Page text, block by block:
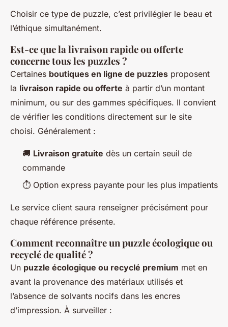
Choisir ce type de puzzle, c’est privilégier le beau et
l’éthique simultanément.
Est-ce que la livraison rapide ou offerte
concerne tous les puzzles ?
Certaines boutiques en ligne de puzzles proposent
la livraison rapide ou offerte à partir d’un montant
minimum, ou sur des gammes spécifiques. Il convient
de vérifier les conditions directement sur le site
choisi. Généralement :
🚚 Livraison gratuite dès un certain seuil de
commande
⏱️ Option express payante pour les plus impatients
Le service client saura renseigner précisément pour
chaque référence présente.
Comment reconnaître un puzzle écologique ou
recyclé de qualité ?
Un puzzle écologique ou recyclé premium met en
avant la provenance des matériaux utilisés et
l’absence de solvants nocifs dans les encres
d’impression. À surveiller :